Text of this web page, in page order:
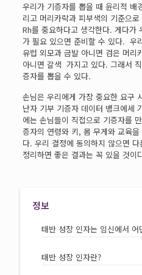
우리가 기증자를 뽑을 때 윤리적
리고 머리카락과 피부색의 기준으
Rh를 중요하다고 생각한다. 게다가
가 필요 있으면 준비할 수 있다. 우
유럽 외모과 금발 아니면 검은 머리
아니면 갈색 가지고 있다. 그래서
증자를 뽑을 수 있다.
손님은 우리에게 가장 중요한 요구
난자 기부 기증자 데이터 뱅크에세
에는 손님들이 직접으로 기증자를
증자의 연령와 키, 몸 무게와 교육
다. 우리 결정에 동의하지 않으면
정리하면 좋은 결과는 꼭 있을 것이
정보
태반 성장 인자는 임신에서 어
태반 성장 인자란?